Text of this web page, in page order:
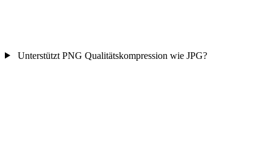
Unterstützt PNG Qualitätskompression wie JPG?